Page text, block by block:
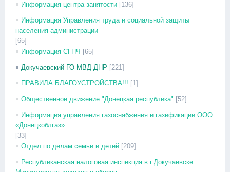
Информация центра занятости [136]
Информация Управления труда и социальной защиты
населения администрации
[65]
Информация СГПЧ [65]
Докучаевский ГО МВД ДНР [221]
ПРАВИЛА БЛАГОУСТРОЙСТВА!!! [1]
Общественное движение "Донецкая республика" [52]
Информация управления газоснабжения и газификации ООО
«Донецкоблгаз»
[33]
Отдел по делам семьи и детей [209]
Республиканская налоговая инспекция в г.Докучаевске